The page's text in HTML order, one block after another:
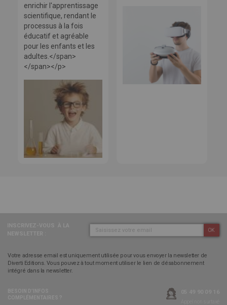
enrichir l'apprentissage
scientifique, rendant le
processus à la fois
éducatif et agréable
pour les enfants et les
adultes.</span>
</span></p>
OK
Votre adresse email est uniquement utilisée pour vous envoyer la newsletter de
Diverti Editions. Vous pouvez à tout moment utiliser le lien de désabonnement
intégré dans la newsletter.